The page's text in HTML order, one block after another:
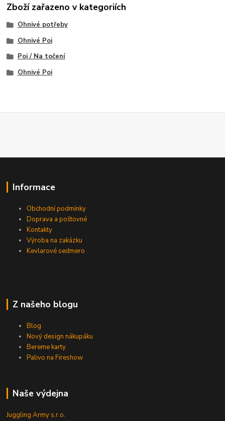
Zboží zařazeno v kategoriích
Ohnivé potřeby
Ohnivé Poi
Poi / Na točení
Ohnivé Poi
Informace
Obchodní podmínky
Doprava a poštovné
Kontakty
Výroba na zakázku
Kevlarové sedmero
Z našeho blogu
Blog
Nový design nákupáku
Bereme karty
Palivo na Fireshow
Naše výdejna
Juggling Army s.r.o.